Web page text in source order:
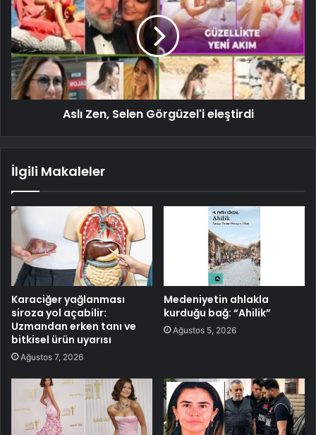
Aslı Zen, Selen Görgüzel'i eleştirdi
İlgili Makaleler
Karaciğer yağlanması
siroza yol açabilir:
Uzmandan erken tanı ve
bitkisel ürün uyarısı
Ağustos 7, 2026
Medeniyetin ahlakla
kurduğu bağ: “Ahilik”
Ağustos 5, 2026